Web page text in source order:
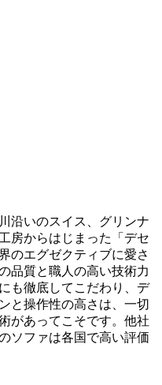
沿いのスイス、グリンナ
房からはじまった「デセ
のエグゼクティブに愛さ
品質と職人の高い技術力
も徹底してこだわり、デ
と操作性の高さは、一切
があってこそです。他社
ソファは各国で高い評価